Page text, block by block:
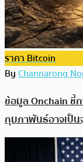
ราคา Bitcoin
ByChannarong
ข้อมูล Onchain ชี้
กุมภาพันธ์อาจเป็